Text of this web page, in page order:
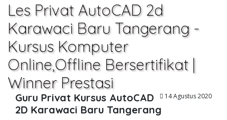
Les Privat AutoCAD 2d
Karawaci Baru Tangerang -
Kursus Komputer
Online,Offline Bersertifikat |
Winner Prestasi
14 Agustus 2020
Guru Privat Kursus AutoCAD
2D Karawaci Baru Tangerang